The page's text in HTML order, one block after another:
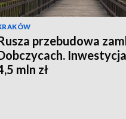
przebudowa
mln zł